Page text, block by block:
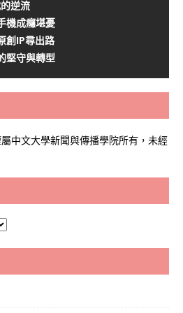
逆流
機成癮堪憂
創IP尋出路
堅守與轉型
中文大學新聞與傳播學院所有，未經